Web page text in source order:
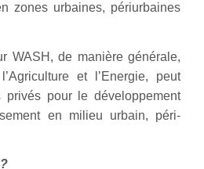
zones urbaines, périurbaines
WASH, de manière générale,
et l’Energie, peut
pour le développement
en milieu urbain, péri-